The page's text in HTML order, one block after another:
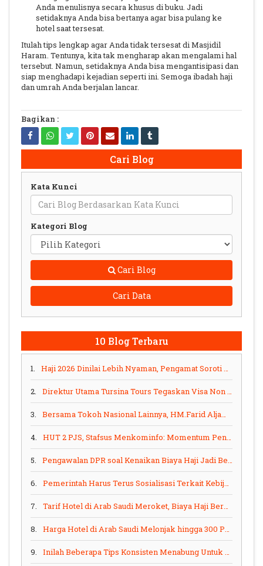
Anda menulisnya secara khusus di buku. Jadi
setidaknya Anda bisa bertanya agar bisa pulang ke
hotel saat tersesat.
Itulah tips lengkap agar Anda tidak tersesat di Masjidil
Haram. Tentunya, kita tak mengharap akan mengalami hal
tersebut. Namun, setidaknya Anda bisa mengantisipasi dan
siap menghadapi kejadian seperti ini. Semoga ibadah haji
dan umrah Anda berjalan lancar.
Bagikan :
Cari Blog
Kata Kunci
Kategori Blog
Cari Blog
Cari Data
10 Blog Terbaru
1. Haji 2026 Dinilai Lebih Nyaman, Pengamat Soroti Perbaikan Layanan dan Integrasi Digital
2. Direktur Utama Tursina Tours Tegaskan Visa Non Haji Tak Berlaku Selama Musim Haji
3. Bersama Tokoh Nasional Lainnya, HM.Farid Aljawi Bos Tursina Travel Dapat PJS Award 2024
4. HUT 2 PJS, Stafsus Menkominfo: Momentum Penting Bagi PJS Ciptakan Wartawan Profesional
5. Pengawalan DPR soal Kenaikan Biaya Haji Jadi Bentuk Perjuangan Hak Rakyat
6. Pemerintah Harus Terus Sosialisasi Terkait Kebijakan Umrah
7. Tarif Hotel di Arab Saudi Meroket, Biaya Haji Berpotensi Naik
8. Harga Hotel di Arab Saudi Melonjak hingga 300 Persen, Banyak PPIU Terpaksa Downgrade Layanan
9. Inilah Beberapa Tips Konsisten Menabung Untuk Umrah Selama Pandemi